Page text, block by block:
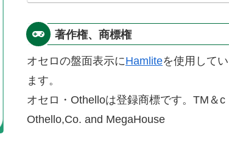
著作権、商標権
オセロの盤面表示にHamliteを使用してい
ます。
オセロ・Othelloは登録商標です。TM＆c
Othello,Co. and MegaHouse